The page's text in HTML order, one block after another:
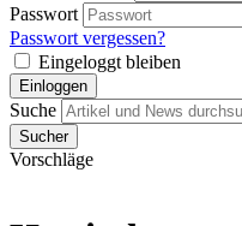
Passwort
Passwort vergessen?
Eingeloggt bleiben
Einloggen
Suche
Sucher
Vorschläge